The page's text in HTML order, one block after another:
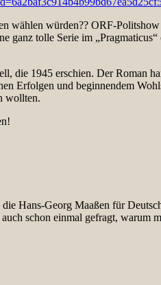
wählen würden?? ORF-
tolle Serie im
die 1945 erschien. Der Roman
Erfolgen und beginnendem
wollten.
Hans-Georg Maaßen für
schon einmal gefragt,